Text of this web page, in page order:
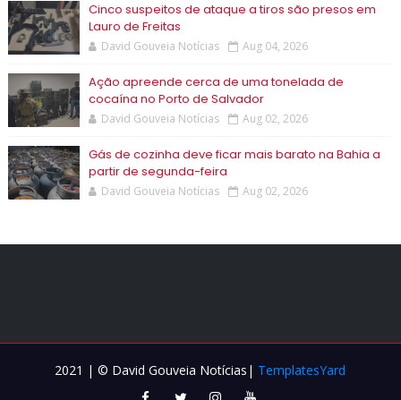
Cinco suspeitos de ataque a tiros são presos em
Lauro de Freitas
David Gouveia Notícias Aug 04, 2026
Ação apreende cerca de uma tonelada de
cocaína no Porto de Salvador
David Gouveia Notícias Aug 02, 2026
Gás de cozinha deve ficar mais barato na Bahia a
partir de segunda-feira
David Gouveia Notícias Aug 02, 2026
2021 | © David Gouveia Notícias| TemplatesYard